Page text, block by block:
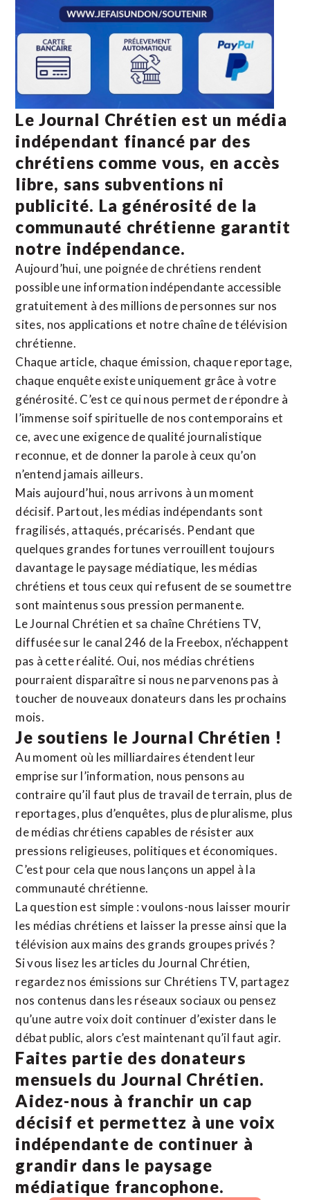
Le Journal Chrétien est un média
indépendant financé par des
chrétiens comme vous, en accès
libre, sans subventions ni
publicité. La générosité de la
communauté chrétienne garantit
notre indépendance.
Aujourd’hui, une poignée de chrétiens rendent
possible une information indépendante accessible
gratuitement à des millions de personnes sur nos
sites, nos applications et notre chaîne de télévision
chrétienne.
Chaque article, chaque émission, chaque reportage,
chaque enquête existe uniquement grâce à votre
générosité. C’est ce qui nous permet de répondre à
l’immense soif spirituelle de nos contemporains et
ce, avec une exigence de qualité journalistique
reconnue, et de donner la parole à ceux qu’on
n’entend jamais ailleurs.
Mais aujourd’hui, nous arrivons à un moment
décisif. Partout, les médias indépendants sont
fragilisés, attaqués, précarisés. Pendant que
quelques grandes fortunes verrouillent toujours
davantage le paysage médiatique, les médias
chrétiens et tous ceux qui refusent de se soumettre
sont maintenus sous pression permanente.
Le Journal Chrétien et sa chaîne Chrétiens TV,
diffusée sur le canal 246 de la Freebox, n’échappent
pas à cette réalité. Oui, nos médias chrétiens
pourraient disparaître si nous ne parvenons pas à
toucher de nouveaux donateurs dans les prochains
mois.
Je soutiens le Journal Chrétien !
Au moment où les milliardaires étendent leur
emprise sur l’information, nous pensons au
contraire qu’il faut plus de travail de terrain, plus de
reportages, plus d’enquêtes, plus de pluralisme, plus
de médias chrétiens capables de résister aux
pressions religieuses, politiques et économiques.
C’est pour cela que nous lançons un appel à la
communauté chrétienne.
La question est simple : voulons-nous laisser mourir
les médias chrétiens et laisser la presse ainsi que la
télévision aux mains des grands groupes privés ?
Si vous lisez les articles du Journal Chrétien,
regardez nos émissions sur Chrétiens TV, partagez
nos contenus dans les réseaux sociaux ou pensez
qu’une autre voix doit continuer d’exister dans le
débat public, alors c’est maintenant qu’il faut agir.
Faites partie des donateurs
mensuels du Journal Chrétien.
Aidez-nous à franchir un cap
décisif et permettez à une voix
indépendante de continuer à
grandir dans le paysage
médiatique francophone.